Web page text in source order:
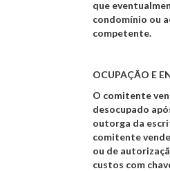
que
condomínio ou
competente.
OCUPAÇÃO E
O comitente
desocupado
outorga da
comitente
ou de
custos com